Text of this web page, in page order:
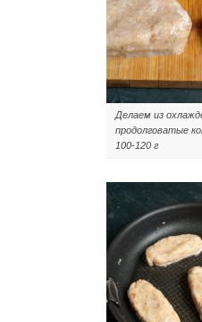
Делаем из
продолговатые
100-120 г